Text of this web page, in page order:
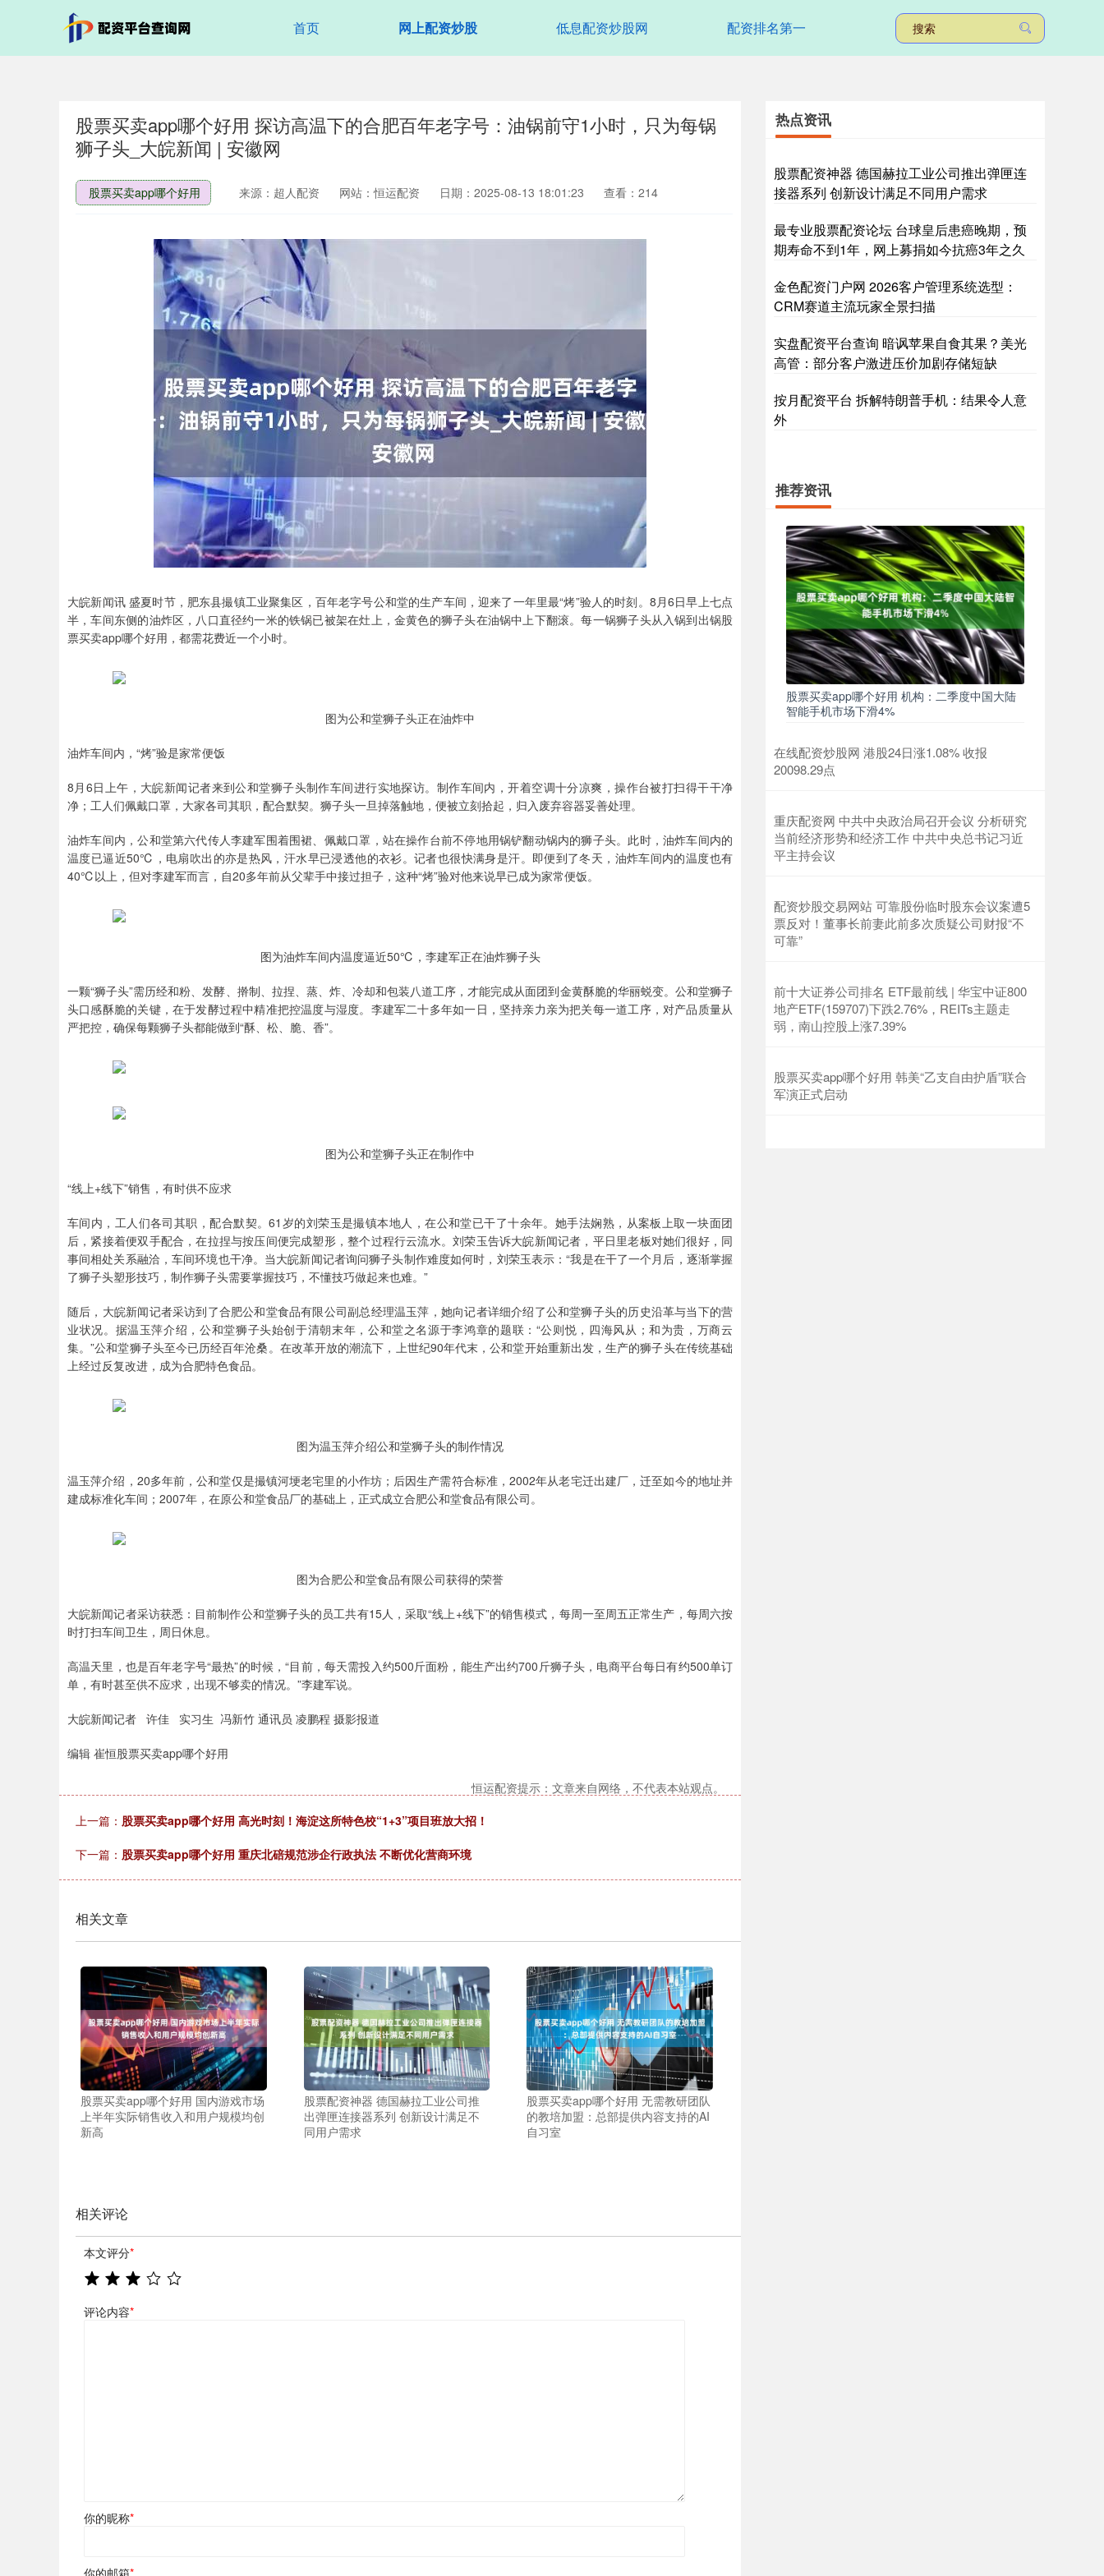
首页 网上配资炒股 低息配资炒股网 配资排名第一
股票买卖app哪个好用 探访高温下的合肥百年老字号：油锅前守1小时，只为每锅
狮子头_大皖新闻 | 安徽网
股票买卖app哪个好用 来源：超人配资 网站：恒运配资 日期：2025-08-13 18:01:23 查看：214
大皖新闻讯 盛夏时节，肥东县撮镇工业聚集区，百年老字号公和堂的生产车间，迎来了一年里最“烤”验人的时刻。8月6日早上七点
半，车间东侧的油炸区，八口直径约一米的铁锅已被架在灶上，金黄色的狮子头在油锅中上下翻滚。每一锅狮子头从入锅到出锅股
票买卖app哪个好用，都需花费近一个小时。
图为公和堂狮子头正在油炸中
油炸车间内，“烤”验是家常便饭
8月6日上午，大皖新闻记者来到公和堂狮子头制作车间进行实地探访。制作车间内，开着空调十分凉爽，操作台被打扫得干干净
净；工人们佩戴口罩，大家各司其职，配合默契。狮子头一旦掉落触地，便被立刻拾起，归入废弃容器妥善处理。
油炸车间内，公和堂第六代传人李建军围着围裙、佩戴口罩，站在操作台前不停地用锅铲翻动锅内的狮子头。此时，油炸车间内的
温度已逼近50℃，电扇吹出的亦是热风，汗水早已浸透他的衣衫。记者也很快满身是汗。即便到了冬天，油炸车间内的温度也有
40℃以上，但对李建军而言，自20多年前从父辈手中接过担子，这种“烤”验对他来说早已成为家常便饭。
图为油炸车间内温度逼近50℃，李建军正在油炸狮子头
一颗“狮子头”需历经和粉、发酵、擀制、拉捏、蒸、炸、冷却和包装八道工序，才能完成从面团到金黄酥脆的华丽蜕变。公和堂狮子
头口感酥脆的关键，在于发酵过程中精准把控温度与湿度。李建军二十多年如一日，坚持亲力亲为把关每一道工序，对产品质量从
严把控，确保每颗狮子头都能做到“酥、松、脆、香”。
图为公和堂狮子头正在制作中
“线上+线下”销售，有时供不应求
车间内，工人们各司其职，配合默契。61岁的刘荣玉是撮镇本地人，在公和堂已干了十余年。她手法娴熟，从案板上取一块面团
后，紧接着便双手配合，在拉捏与按压间便完成塑形，整个过程行云流水。刘荣玉告诉大皖新闻记者，平日里老板对她们很好，同
事间相处关系融洽，车间环境也干净。当大皖新闻记者询问狮子头制作难度如何时，刘荣玉表示：“我是在干了一个月后，逐渐掌握
了狮子头塑形技巧，制作狮子头需要掌握技巧，不懂技巧做起来也难。”
随后，大皖新闻记者采访到了合肥公和堂食品有限公司副总经理温玉萍，她向记者详细介绍了公和堂狮子头的历史沿革与当下的营
业状况。据温玉萍介绍，公和堂狮子头始创于清朝末年，公和堂之名源于李鸿章的题联：“公则悦，四海风从；和为贵，万商云
集。”公和堂狮子头至今已历经百年沧桑。在改革开放的潮流下，上世纪90年代末，公和堂开始重新出发，生产的狮子头在传统基础
上经过反复改进，成为合肥特色食品。
图为温玉萍介绍公和堂狮子头的制作情况
温玉萍介绍，20多年前，公和堂仅是撮镇河埂老宅里的小作坊；后因生产需符合标准，2002年从老宅迁出建厂，迁至如今的地址并
建成标准化车间；2007年，在原公和堂食品厂的基础上，正式成立合肥公和堂食品有限公司。
图为合肥公和堂食品有限公司获得的荣誉
大皖新闻记者采访获悉：目前制作公和堂狮子头的员工共有15人，采取“线上+线下”的销售模式，每周一至周五正常生产，每周六按
时打扫车间卫生，周日休息。
高温天里，也是百年老字号“最热”的时候，“目前，每天需投入约500斤面粉，能生产出约700斤狮子头，电商平台每日有约500单订
单，有时甚至供不应求，出现不够卖的情况。”李建军说。
大皖新闻记者 许佳 实习生 冯新竹 通讯员 凌鹏程 摄影报道
编辑 崔恒股票买卖app哪个好用
恒运配资提示：文章来自网络，不代表本站观点。
上一篇： 股票买卖app哪个好用 高光时刻！海淀这所特色校“1+3”项目班放大招！
下一篇： 股票买卖app哪个好用 重庆北碚规范涉企行政执法 不断优化营商环境
相关文章
股票买卖app哪个好用 国内游戏市场
上半年实际销售收入和用户规模均创
新高
股票配资神器 德国赫拉工业公司推
出弹匣连接器系列 创新设计满足不
同用户需求
股票买卖app哪个好用 无需教研团队
的教培加盟：总部提供内容支持的AI
自习室
相关评论
本文评分*
评论内容*
你的昵称*
热点资讯
股票配资神器 德国赫拉工业公司推出弹匣连
接器系列 创新设计满足不同用户需求
最专业股票配资论坛 台球皇后患癌晚期，预
期寿命不到1年，网上募捐如今抗癌3年之久
金色配资门户网 2026客户管理系统选型：
CRM赛道主流玩家全景扫描
实盘配资平台查询 暗讽苹果自食其果？美光
高管：部分客户激进压价加剧存储短缺
按月配资平台 拆解特朗普手机：结果令人意
外
推荐资讯
股票买卖app哪个好用 机构：二季度中国大陆
智能手机市场下滑4%
在线配资炒股网 港股24日涨1.08% 收报
20098.29点
重庆配资网 中共中央政治局召开会议 分析研究
当前经济形势和经济工作 中共中央总书记习近
平主持会议
配资炒股交易网站 可靠股份临时股东会议案遭5
票反对！董事长前妻此前多次质疑公司财报“不
可靠”
前十大证券公司排名 ETF最前线 | 华宝中证800
地产ETF(159707)下跌2.76%，REITs主题走
弱，南山控股上涨7.39%
股票买卖app哪个好用 韩美“乙支自由护盾”联合
军演正式启动